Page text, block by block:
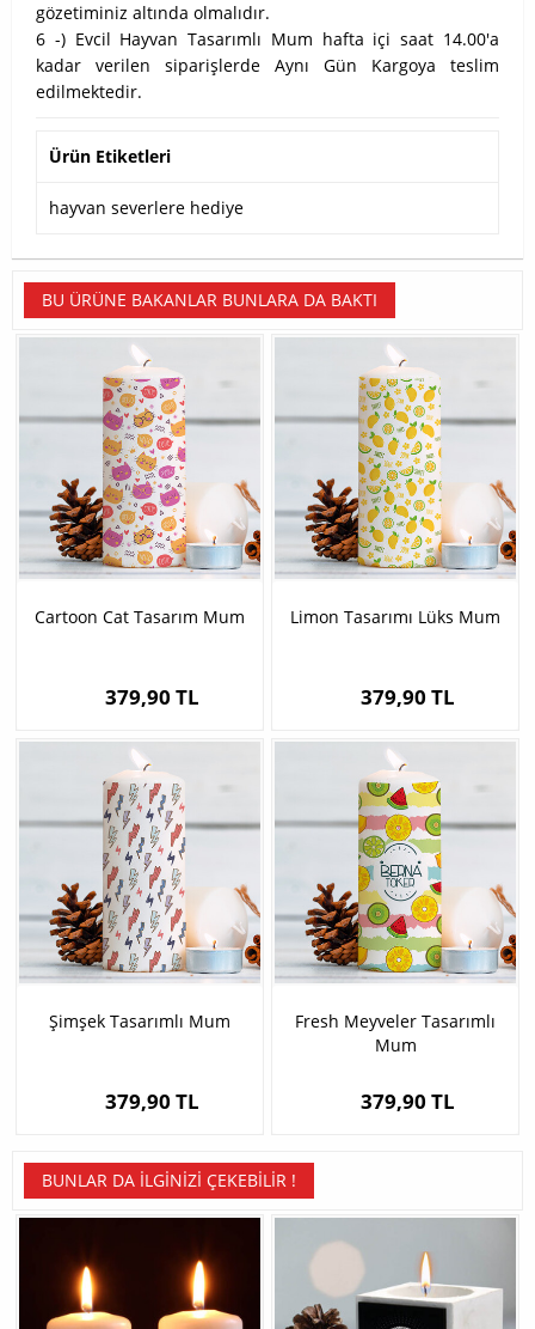
gözetiminiz altında olmalıdır.
6 -) Evcil Hayvan Tasarımlı Mum hafta içi saat 14.00'a
kadar verilen siparişlerde Aynı Gün Kargoya teslim
edilmektedir.
Ürün Etiketleri
hayvan severlere hediye
BU ÜRÜNE BAKANLAR BUNLARA DA BAKTI
Cartoon Cat Tasarım Mum
379,90 TL
Limon Tasarımı Lüks Mum
379,90 TL
Şimşek Tasarımlı Mum
379,90 TL
Fresh Meyveler Tasarımlı
Mum
379,90 TL
BUNLAR DA İLGINIZI ÇEKEBILIR !